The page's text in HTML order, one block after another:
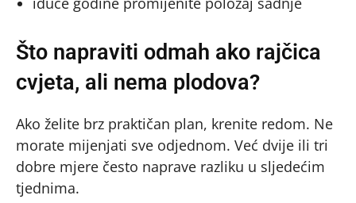
Što napraviti odmah ako rajčica
cvjeta, ali nema plodova?
Ako želite brz praktičan plan, krenite redom. Ne
morate mijenjati sve odjednom. Već dvije ili tri
dobre mjere često naprave razliku u sljedećim
tjednima.